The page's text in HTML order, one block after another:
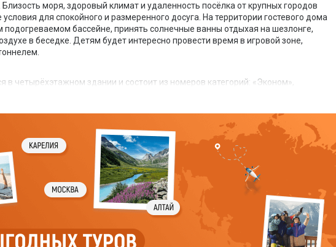
моря, здоровый климат и удаленность посёлка от крупных городов
для спокойного и размеренного досуга. На территории гостевого дома
подогреваемом бассейне, принять солнечные ванны отдыхая на шезлонге,
в беседке. Детям будет интересно провести время в игровой зоне,
в четырёхэтажном здании и состоит из номеров категорий: «Эконом»,
имеют выход на балкон и оборудованы личной ванной комнатой.
в обеденном зале столовой. Также за отдельную плату гостям
комплексное 2-разовое питание.
подогреваемый плавательный бассейн с детской чашей. В зоне
лежаки для загара, рядом оборудована беседка со столами, скамейками
гостей имеется детский уголок. Также три раза в неделю
всех возрастов. Есть возможность заказать курсовку в ближайшем санатории.